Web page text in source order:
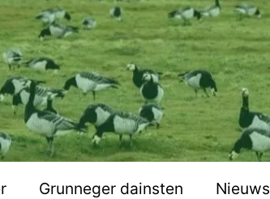
Grunneger dainsten Nieuws